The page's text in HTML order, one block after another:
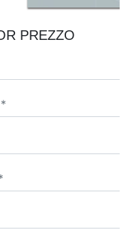
PREZZO